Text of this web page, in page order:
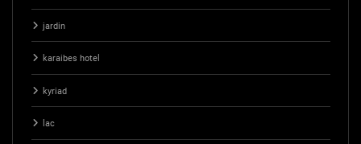
jardin
karaibes hotel
kyriad
lac